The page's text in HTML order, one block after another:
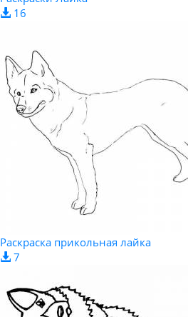
16
Раскраска прикольная лайка
7